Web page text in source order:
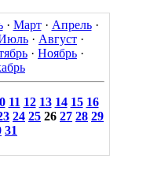
· Март· Апрель·
· Август ·
· Ноябрь ·
11 12 13 14 15 16
24 25 26 27 28 29
31